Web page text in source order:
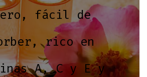
fácil de
rico en
A, C y E y